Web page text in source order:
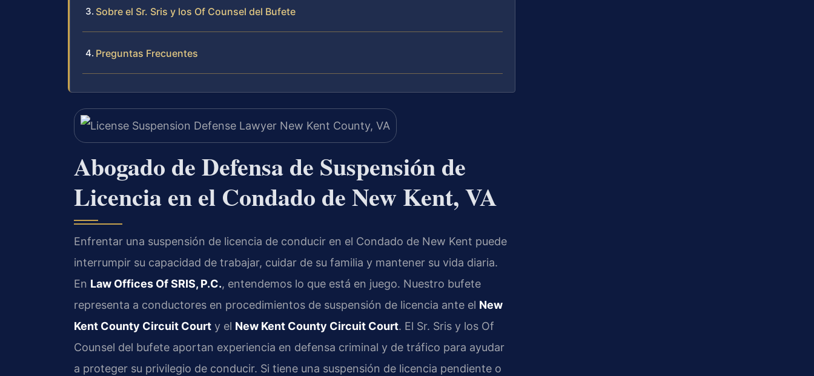
Sobre el Sr. Sris y los Of Counsel del Bufete
Preguntas Frecuentes
Abogado de Defensa de Suspensión de
Licencia en el Condado de New Kent, VA
Enfrentar una suspensión de licencia de conducir en el Condado de New Kent puede
interrumpir su capacidad de trabajar, cuidar de su familia y mantener su vida diaria.
En Law Offices Of SRIS, P.C., entendemos lo que está en juego. Nuestro bufete
representa a conductores en procedimientos de suspensión de licencia ante el New
Kent County Circuit Court y el New Kent County Circuit Court. El Sr. Sris y los Of
Counsel del bufete aportan experiencia en defensa criminal y de tráfico para ayudar
a proteger su privilegio de conducir. Si tiene una suspensión de licencia pendiente o